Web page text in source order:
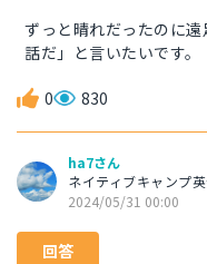
ずっと晴れだったのに
話だ」と言いたいです。
0 830
ha7さん
ネイティブキャンプ
2024/05/31 00:00
回答